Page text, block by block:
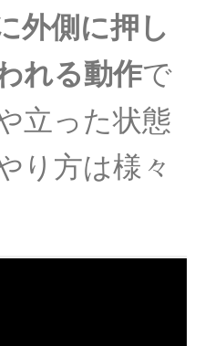
外側に押し
れる動作で
立った状態
り方は様々